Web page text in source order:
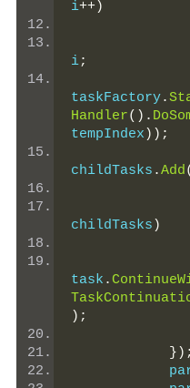
i++)
i;
taskFactory.
Handler().
tempIndex ));
childTasks .Add(
childTasks )
task .
);
});